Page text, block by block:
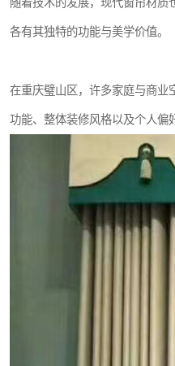
随着技术的发展，现代窗帘材质
各有其独特的功能与美学价值。
在重庆璧山区，许多家庭与商业
功能、整体装修风格以及个人偏